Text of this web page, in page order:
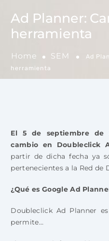
Ad Planner:
herramienta
Home SEM
Ad
herramienta
El 5 de septiembre de
cambio en Doubleclick
partir de dicha fecha ya
pertenecientes a la Red de
¿Qué es Google Ad
Doubleclick Ad Planner
permite…